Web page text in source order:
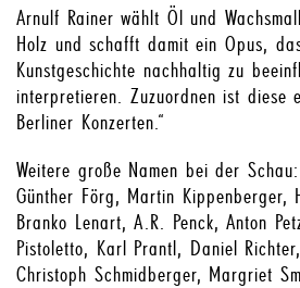
Arnulf Rainer wählt Öl und
Holz und schafft damit ein Opus,
Kunstgeschichte nachhaltig zu
interpretieren. Zuzuordnen ist diese
Berliner Konzerten.“
Weitere große Namen bei der
Günther Förg, Martin Kippenberger,
Branko Lenart, A.R. Penck, Anton
Pistoletto, Karl Prantl, Daniel
Christoph Schmidberger, Margriet